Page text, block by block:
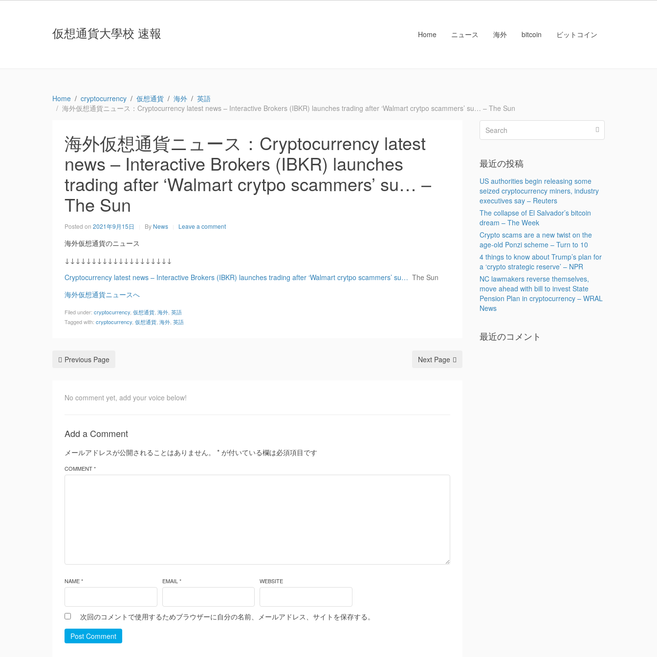
仮想通貨大學校 速報 Home ニュース 海外 bitcoin ビットコイン
Home cryptocurrency 仮想通貨 海外
英語
海外仮想通貨ニュース：Cryptocurrency latest news – Interactive Brokers (IBKR) launches trading after ‘Walmart crytpo scammers’ su… – The Sun
海外仮想通貨ニュース：Cryptocurrency latest
news – Interactive Brokers (IBKR) launches
trading after ‘Walmart crytpo scammers’ su… –
The Sun
Posted on 2021年9月15日 By News Leave a comment
海外仮想通貨のニュース
↓↓↓↓↓↓↓↓↓↓↓↓↓↓↓↓↓↓↓↓
Cryptocurrency latest news – Interactive Brokers (IBKR) launches trading after ‘Walmart crytpo scammers’ su… The Sun
海外仮想通貨ニュースへ
Filed under: cryptocurrency 仮想通貨 海外 英語
Tagged with: cryptocurrency 仮想通貨 海外 英語
Previous Page Next Page
No comment yet, add your voice below!
Add a Comment
メールアドレスが公開されることはありません。 * が付いている欄は必須項目です
COMMENT *
NAME * EMAIL * WEBSITE
次回のコメントで使用するためブラウザーに自分の名前、メールアドレス、サイトを保存する。
Post Comment
最近の投稿
US authorities begin releasing some
seized cryptocurrency miners, industry
executives say – Reuters
The collapse of El Salvador’s bitcoin
dream – The Week
Crypto scams are a new twist on the
age-old Ponzi scheme – Turn to 10
4 things to know about Trump’s plan for
a ‘crypto strategic reserve’ – NPR
NC lawmakers reverse themselves,
move ahead with bill to invest State
Pension Plan in cryptocurrency – WRAL
News
最近のコメント